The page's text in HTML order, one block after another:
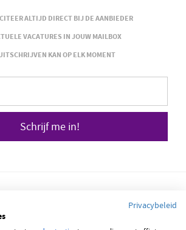
ALTIJD DIRECT BIJ DE AANBIEDER
VACATURES IN JOUW MAILBOX
KAN OP ELK MOMENT
Schrijf me in!
Privacybeleid